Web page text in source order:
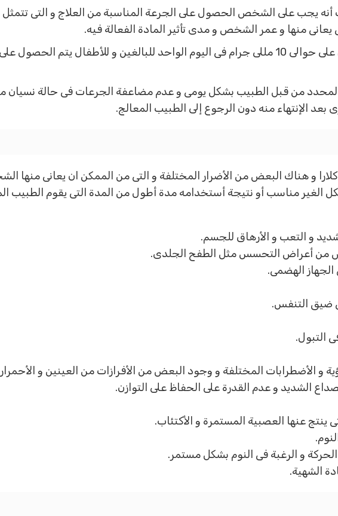
يجب على الشخص الحصول على الجرعة المناسبة من العلاج و التى تتمثل
منها و عمر الشخص و مدى تأثير المادة الفعالة فيه.
من قبل الطبيب بشكل يومى و عدم مضاعفة الجرعات فى حالة نسيان
الإنتهاء منه دون الرجوع إلى الطبيب المعالج.
و هناك البعض من الأضرار المختلفة و التى من الممكن ان يعانى منها
الغير مناسب أو نتيجة أستخدامه مدة أطول من المدة التى يقوم الطبيب
و التعب و الأرهاق للجسم.
من أعراض التحسس مثل الطفح الجلدى.
الهضمى.
ضيق التنفس.
التبول.
و الأضطرابات المختلفة و وجود البعض من الأفرازات من العينين و
الشديد و عدم القدرة على الحفاظ على التوازن.
ينتج عنها العصبية المستمرة و الأكتئاب.
و الرغبة فى النوم بشكل مستمر.
الشهية.